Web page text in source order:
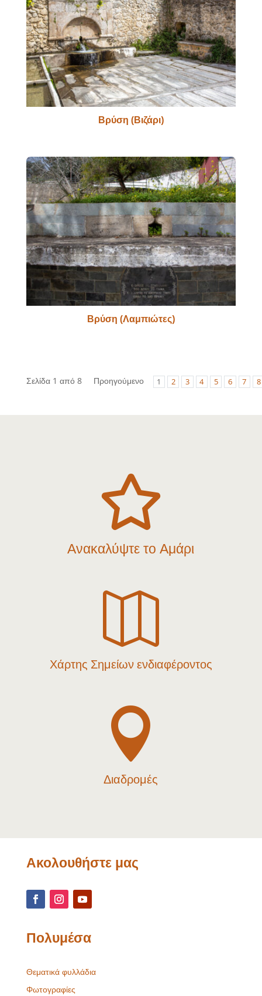
Βρύση (Βιζάρι)
Βρύση (Λαμπιώτες)
Σελίδα 1 από 8 Προηγούμενο 1 2 3 4 5 6 7 8

Ανακαλύψτε το Αμάρι

Χάρτης Σημείων ενδιαφέροντος

Διαδρομές
Ακολουθήστε μας
Πολυμέσα
Θεματικά φυλλάδια
Φωτογραφίες